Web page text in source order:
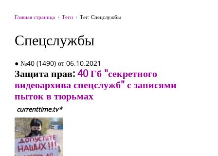
Главная страница Теги Тег: Спецслужбы
Спецслужбы
● №40 (1490) от 06.10.2021
Защита прав:40 Гб "секретного
видеоархива спецслужб" с записями
пыток в тюрьмах
currenttime.tv*